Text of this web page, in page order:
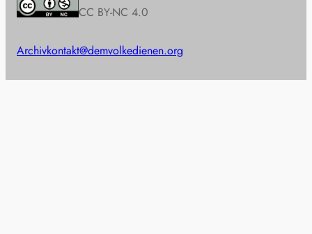
CC BY-NC 4.0
Archivkontakt@demvolkedienen.org